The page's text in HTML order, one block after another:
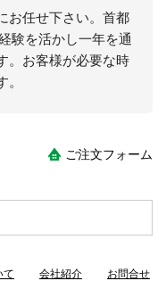
お任せ下さい。首都
験を活かし一年を通
。お客様が必要な時
ご注文フォーム
て 会社紹介
お問合せ